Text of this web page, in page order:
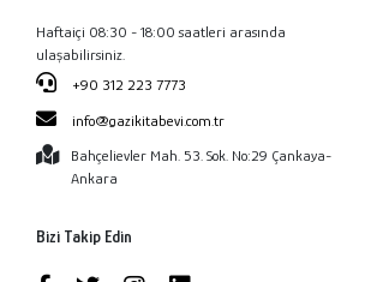
Haftaiçi 08:30 - 18:00 saatleri arasında
ulaşabilirsiniz.
+90 312 223 7773
info@gazikitabevi.com.tr
Bahçelievler Mah. 53. Sok. No:29 Çankaya-
Ankara
Bizi Takip Edin